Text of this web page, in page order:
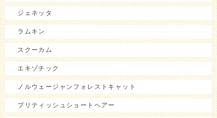
ジェネッタ
ラムキン
スクーカム
エキゾチック
ノルウェージャンフォレストキャット
ブリティッシュショートヘアー